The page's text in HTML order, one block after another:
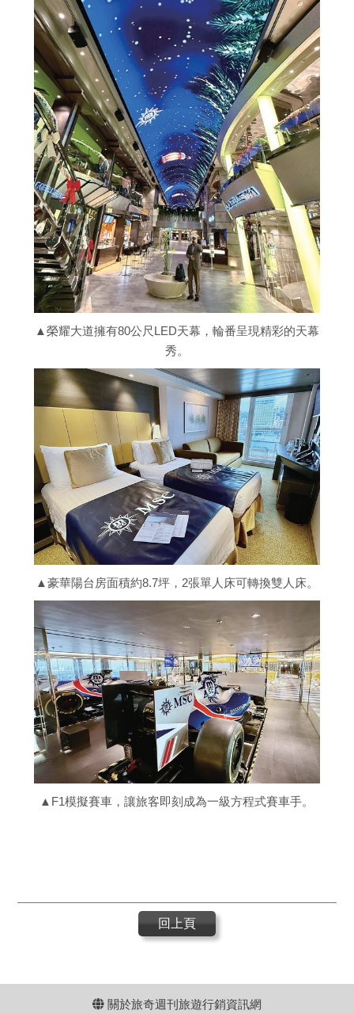
▲榮耀大道擁有80公尺LED天幕，輪番呈現精彩的天幕
秀。
▲豪華陽台房面積約8.7坪，2張單人床可轉換雙人床。
▲F1模擬賽車，讓旅客即刻成為一級方程式賽車手。
回上頁
關於旅奇週刊旅遊行銷資訊網